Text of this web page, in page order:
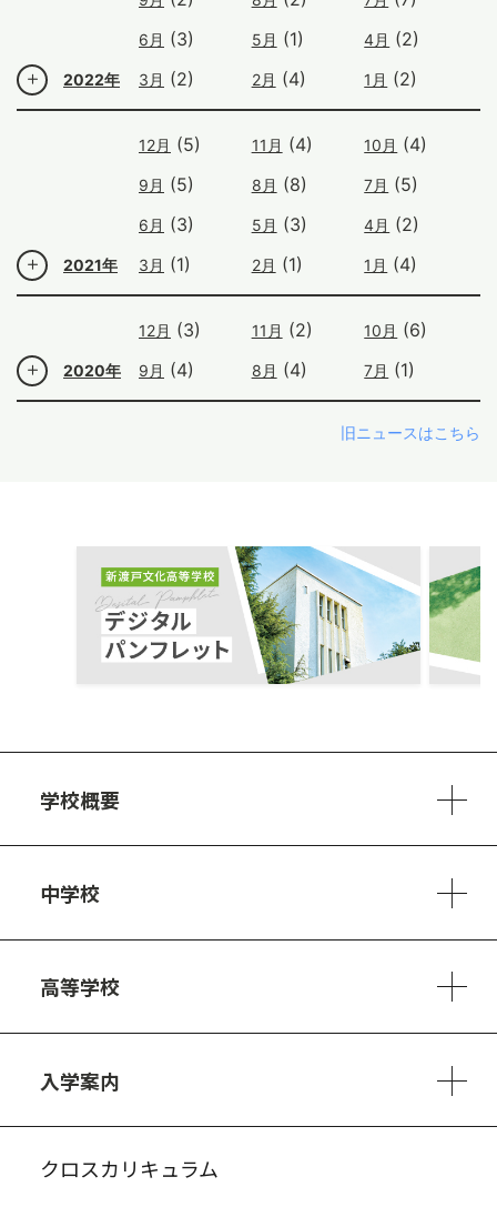
2022年
6月 (3) 5月 (1) 4月 (2)
3月 (2) 2月 (4) 1月 (2)
2021年
12月 (5) 11月 (4) 10月 (4)
9月 (5) 8月 (8) 7月 (5)
6月 (3) 5月 (3) 4月 (2)
3月 (1) 2月 (1) 1月 (4)
2020年
12月 (3) 11月 (2) 10月 (6)
9月 (4) 8月 (4) 7月 (1)
旧ニュースはこちら
学校概要
中学校
高等学校
入学案内
クロスカリキュラム